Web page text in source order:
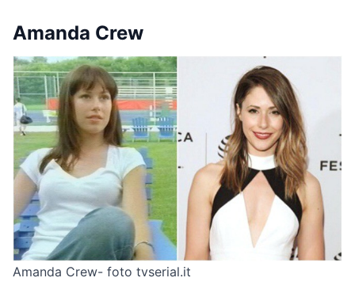
Amanda Crew
Amanda Crew- foto tvserial.it